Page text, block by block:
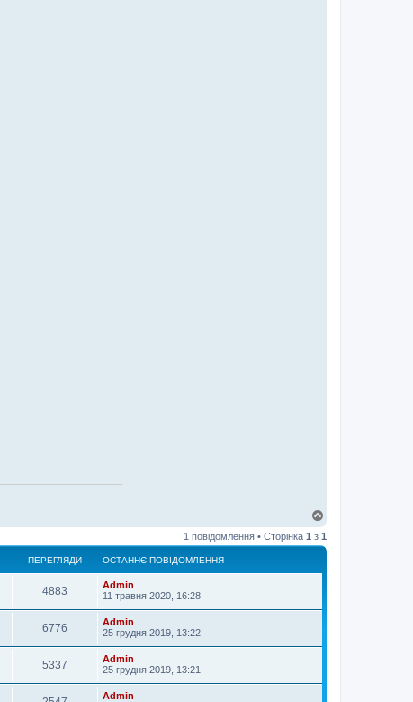
г
о
1 повідомлення • Сторінка 1 з 1
ПЕРЕГЛЯДИ ОСТАННЄ ПОВІДОМЛЕННЯ
4883
Admin
11 травня 2020, 16:28
6776
Admin
25 грудня 2019, 13:22
5337
Admin
25 грудня 2019, 13:21
Admin